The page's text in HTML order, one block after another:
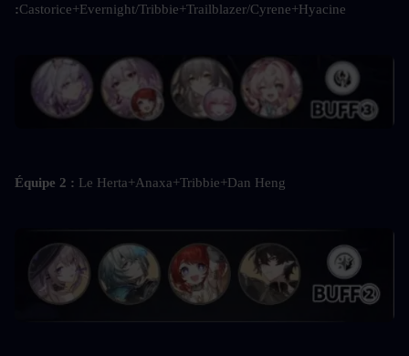
:Castorice+Evernight/Tribbie+Trailblazer/Cyrene+Hyacine
Équipe 2 : Le Herta+Anaxa+Tribbie+Dan Heng